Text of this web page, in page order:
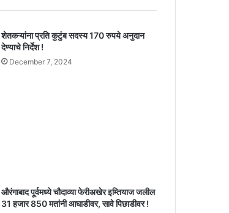
शेतकऱ्यांना प्रति कुटुंब सदस्य 170 रुपये अनुदान
देण्याचे निर्देश !
December 7, 2024
औरंगाबाद पूर्वमध्ये चौदाव्या फेरीअखेर इम्तियाज जलील
31 हजार 850 मतांनी आघाडीवर, सावे पिछाडीवर !